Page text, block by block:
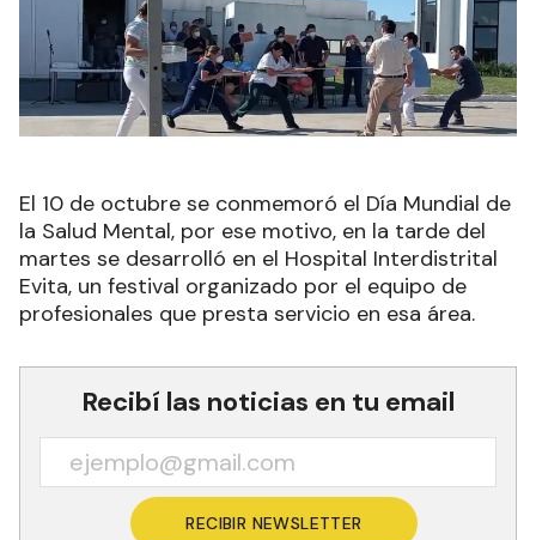
El 10 de octubre se conmemoró el Día Mundial de
la Salud Mental, por ese motivo, en la tarde del
martes se desarrolló en el Hospital Interdistrital
Evita, un festival organizado por el equipo de
profesionales que presta servicio en esa área.
Recibí las noticias en tu email
RECIBIR NEWSLETTER